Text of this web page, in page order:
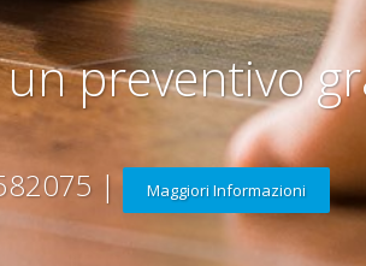
preventivo
| Maggiori Informazioni